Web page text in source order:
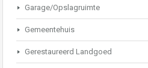
Garage/Opslagruimte
Gemeentehuis
Gerestaureerd Landgoed